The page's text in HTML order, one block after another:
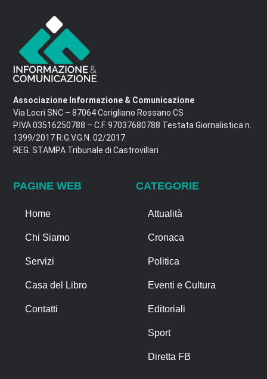
Associazione Informazione & Comunicazione
Via Locri SNC – 87064 Corigliano Rossano CS
P.IVA 03516250788 – C.F. 97037680788 Testata Giornalistica n.
1399/2017 R.G.V.G.N. 02/2017
REG. STAMPA Tribunale di Castrovillari
PAGINE WEB
Home
Chi Siamo
Servizi
Casa del Libro
Contatti
CATEGORIE
Attualità
Cronaca
Politica
Eventi e Cultura
Editoriali
Sport
Diretta FB